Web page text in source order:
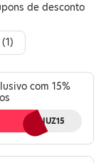
de desconto
1)
com 15%
MELIUZ15